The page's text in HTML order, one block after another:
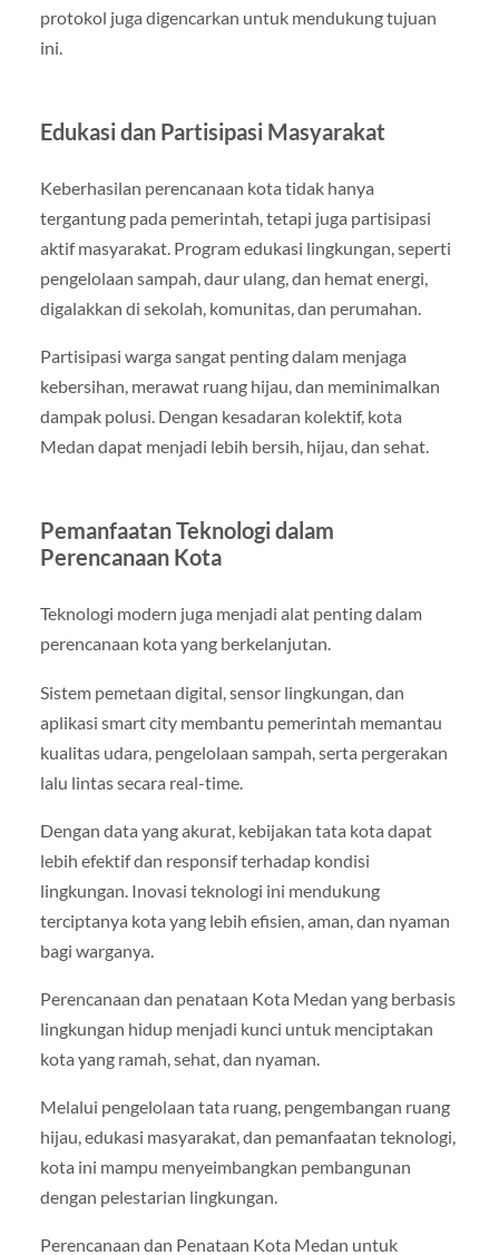
protokol juga digencarkan untuk mendukung tujuan
ini.
Edukasi dan Partisipasi Masyarakat
Keberhasilan perencanaan kota tidak hanya
tergantung pada pemerintah, tetapi juga partisipasi
aktif masyarakat. Program edukasi lingkungan, seperti
pengelolaan sampah, daur ulang, dan hemat energi,
digalakkan di sekolah, komunitas, dan perumahan.
Partisipasi warga sangat penting dalam menjaga
kebersihan, merawat ruang hijau, dan meminimalkan
dampak polusi. Dengan kesadaran kolektif, kota
Medan dapat menjadi lebih bersih, hijau, dan sehat.
Pemanfaatan Teknologi dalam
Perencanaan Kota
Teknologi modern juga menjadi alat penting dalam
perencanaan kota yang berkelanjutan.
Sistem pemetaan digital, sensor lingkungan, dan
aplikasi smart city membantu pemerintah memantau
kualitas udara, pengelolaan sampah, serta pergerakan
lalu lintas secara real-time.
Dengan data yang akurat, kebijakan tata kota dapat
lebih efektif dan responsif terhadap kondisi
lingkungan. Inovasi teknologi ini mendukung
terciptanya kota yang lebih efisien, aman, dan nyaman
bagi warganya.
Perencanaan dan penataan Kota Medan yang berbasis
lingkungan hidup menjadi kunci untuk menciptakan
kota yang ramah, sehat, dan nyaman.
Melalui pengelolaan tata ruang, pengembangan ruang
hijau, edukasi masyarakat, dan pemanfaatan teknologi,
kota ini mampu menyeimbangkan pembangunan
dengan pelestarian lingkungan.
Perencanaan dan Penataan Kota Medan untuk